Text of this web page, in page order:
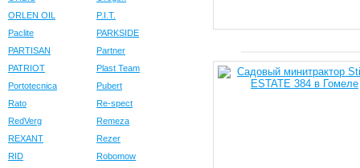
ORLEN OIL
P.I.T.
Paclite
PARKSIDE
PARTISAN
Partner
PATRIOT
Plast Team
Portotecnica
Pubert
Rato
Re-spect
RedVerg
Remeza
REXANT
Rezer
RID
Robomow